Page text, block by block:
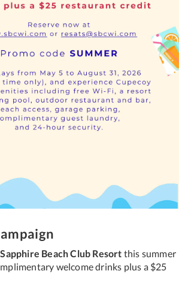
Sapphire Beach Club Resort this summer
welcome drinks plus a $25